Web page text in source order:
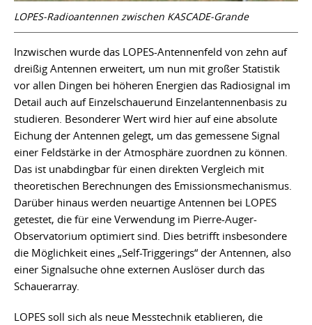
LOPES-Radioantennen zwischen KASCADE-Grande
Inzwischen wurde das LOPES-Antennenfeld von zehn auf
dreißig Antennen erweitert, um nun mit großer Statistik
vor allen Dingen bei höheren Energien das Radiosignal im
Detail auch auf Einzelschauerund Einzelantennenbasis zu
studieren. Besonderer Wert wird hier auf eine absolute
Eichung der Antennen gelegt, um das gemessene Signal
einer Feldstärke in der Atmosphäre zuordnen zu können.
Das ist unabdingbar für einen direkten Vergleich mit
theoretischen Berechnungen des Emissionsmechanismus.
Darüber hinaus werden neuartige Antennen bei LOPES
getestet, die für eine Verwendung im Pierre-Auger-
Observatorium optimiert sind. Dies betrifft insbesondere
die Möglichkeit eines „Self-Triggerings“ der Antennen, also
einer Signalsuche ohne externen Auslöser durch das
Schauerarray.
LOPES soll sich als neue Messtechnik etablieren, die